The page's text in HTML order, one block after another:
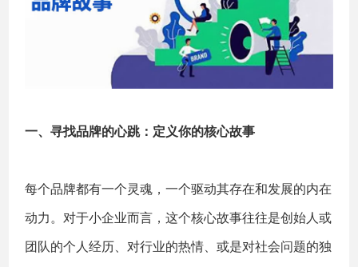
一、寻找品牌的心跳：定义你的核心故事
每个品牌都有一个灵魂，一个驱动其存在和发展的内在
动力。对于小企业而言，这个核心故事往往是创始人或
团队的个人经历、对行业的热情、或是对社会问题的独